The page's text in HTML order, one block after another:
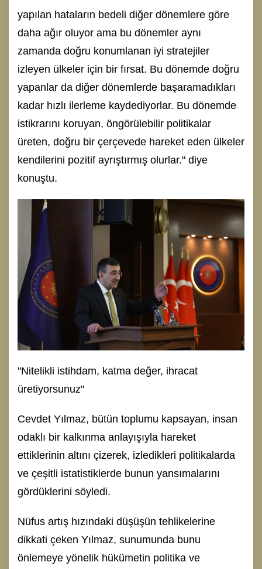
yapılan hataların bedeli diğer dönemlere göre
daha ağır oluyor ama bu dönemler aynı
zamanda doğru konumlanan iyi stratejiler
izleyen ülkeler için bir fırsat. Bu dönemde doğru
yapanlar da diğer dönemlerde başaramadıkları
kadar hızlı ilerleme kaydediyorlar. Bu dönemde
istikrarını koruyan, öngörülebilir politikalar
üreten, doğru bir çerçevede hareket eden ülkeler
kendilerini pozitif ayrıştırmış olurlar." diye
konuştu.
"Nitelikli istihdam, katma değer, ihracat
üretiyorsunuz"
Cevdet Yılmaz, bütün toplumu kapsayan, insan
odaklı bir kalkınma anlayışıyla hareket
ettiklerinin altını çizerek, izledikleri politikalarda
ve çeşitli istatistiklerde bunun yansımalarını
gördüklerini söyledi.
Nüfus artış hızındaki düşüşün tehlikelerine
dikkati çeken Yılmaz, sunumunda bunu
önlemeye yönelik hükümetin politika ve